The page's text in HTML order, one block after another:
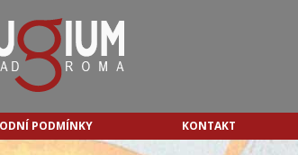
PODMÍNKY KONTAKT